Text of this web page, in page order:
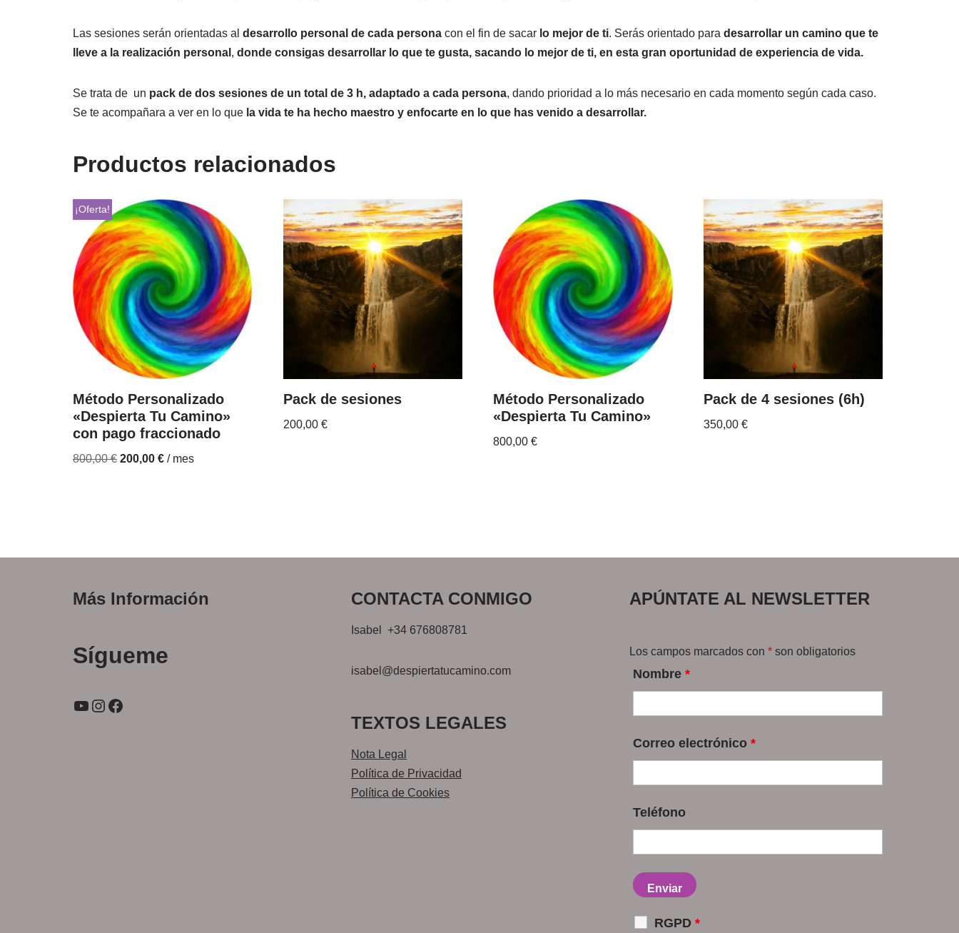
Las sesiones serán orientadas al desarrollo personal de cada persona con el fin de sacar lo mejor de ti. Serás orientado para desarrollar un camino que te
lleve a la realización personal , donde consigas desarrollar lo que te gusta, sacando lo mejor de ti, en esta gran oportunidad de experiencia de vida.
Se trata de un pack de dos sesiones de un total de 3 h, adaptado a cada persona, dando prioridad a lo más necesario en cada momento según cada caso.
Se te acompañara a ver en lo que la vida te ha hecho maestro y enfocarte en lo que has venido a desarrollar.
Productos relacionados
¡Oferta!
Método Personalizado
«Despierta Tu Camino»
con pago fraccionado
800,00€ 200,00 € / mes
Pack de sesiones
200,00 €
Método Personalizado
«Despierta Tu Camino»
800,00€
Pack de 4 sesiones (6h)
350,00€
Más Información
Sígueme
CONTACTA CONMIGO
Isabel +34 676808781
isabel@despiertatucamino.com
TEXTOS LEGALES
Nota Legal
Política de Privacidad
Política de Cookies
APÚNTATE AL NEWSLETTER
Los campos marcados con * son obligatorios
Nombre *
Correo electrónico *
Teléfono
RGPD *